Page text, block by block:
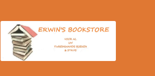
door
naar
navigatie
naar
inhoud